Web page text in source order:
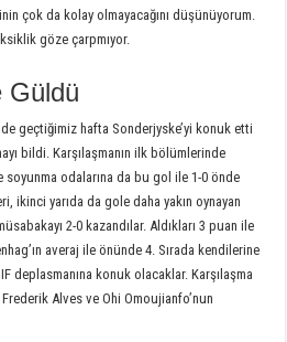
çok da kolay olmayacağını düşünüyorum.
göze çarpmıyor.
Güldü
geçtiğimiz hafta Sonderjyske’yi konuk etti
bildi. Karşılaşmanın ilk bölümlerinde
odalarına da bu gol ile 1-0 önde
ikinci yarıda da gole daha yakın oynayan
2-0 kazandılar. Aldıkları 3 puan ile
averaj ile önünde 4. Sırada kendilerine
deplasmanına konuk olacaklar. Karşılaşma
Alves ve Ohi Omoujianfo’nun